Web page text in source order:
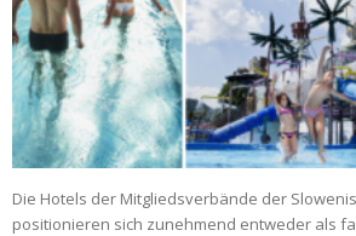
Die Hotels der Mitgliedsverbände der
positionieren sich zunehmend entweder als